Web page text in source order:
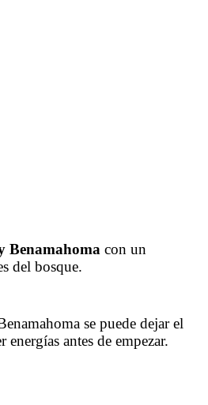
Benamahoma con un
del bosque.
se puede dejar el
antes de empezar.